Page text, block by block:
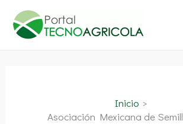
contenido
Inicio
Asociación Mexicana de